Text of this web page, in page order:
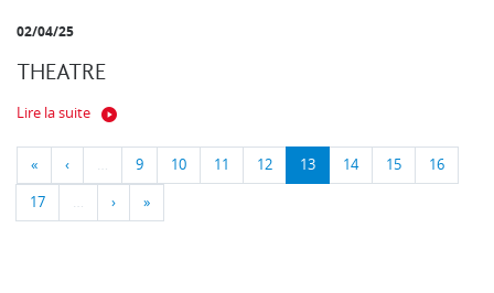
02/04/25
THEATRE
Lire la suite
« ‹ … 9 10 11 12 13 14 15 16
17 … › »